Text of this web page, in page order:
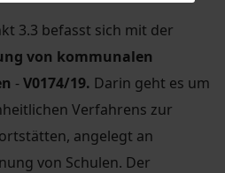
3.3 befasst sich mit der
von kommunalen
-V0174/19. Darin geht es um
Verfahrens zur
angelegt an
von Schulen. Der